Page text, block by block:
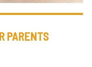
PARENTS